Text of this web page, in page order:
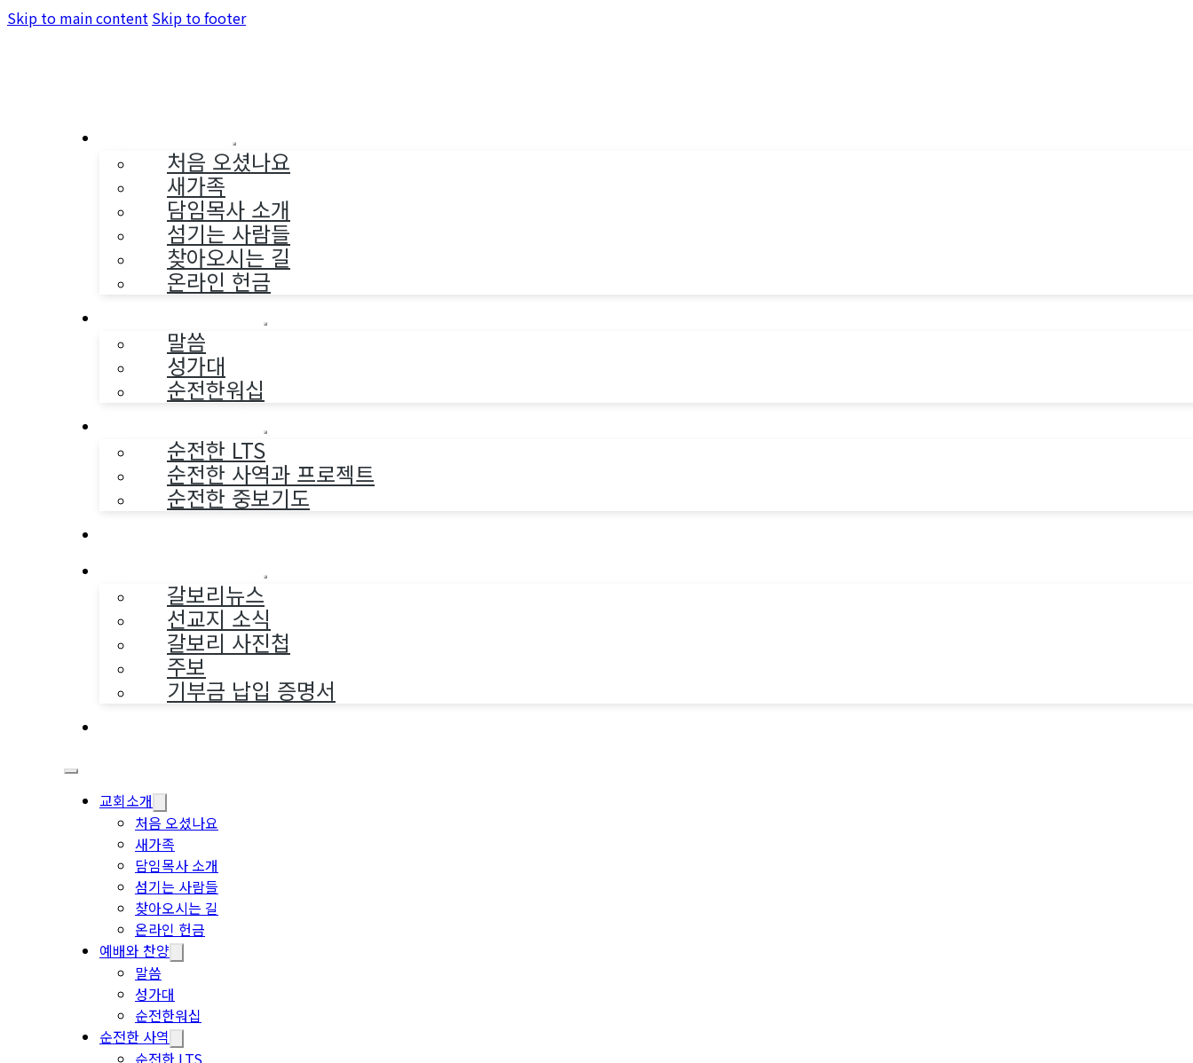
Skip to main content Skip to footer
처음 오셨나요
새가족
담임목사 소개
섬기는 사람들
찾아오시는 길
온라인 헌금
말씀
성가대
순전한워십
순전한 LTS
순전한 사역과 프로젝트
순전한 중보기도
갈보리뉴스
선교지 소식
갈보리 사진첩
주보
기부금 납입 증명서
교회소개
처음 오셨나요
새가족
담임목사 소개
섬기는 사람들
찾아오시는 길
온라인 헌금
예배와 찬양
말씀
성가대
순전한워십
순전한 사역